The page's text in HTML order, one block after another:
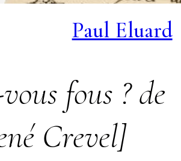
Paul Eluard
fous ? de
Crevel]